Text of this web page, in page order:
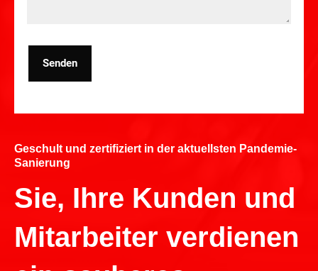
Senden
Geschult und zertifiziert in der aktuellsten Pandemie-
Sanierung
Sie, Ihre Kunden und
Mitarbeiter verdienen